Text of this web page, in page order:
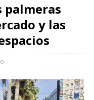
y las